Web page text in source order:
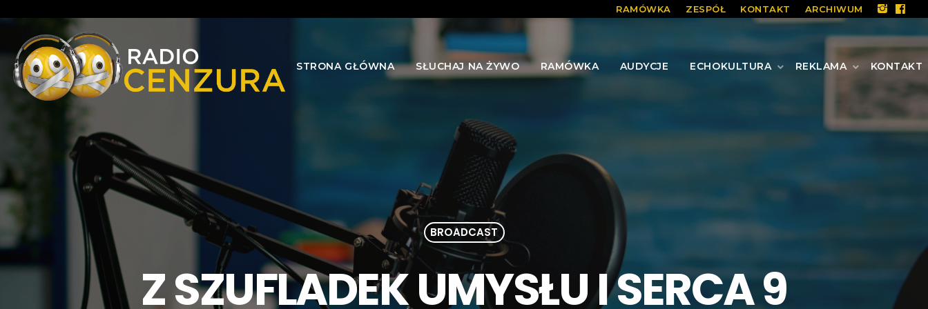
RAMÓWKA ZESPÓŁ KONTAKT ARCHIWUM
STRONA GŁÓWNA SŁUCHAJ NA ŻYWO RAMÓWKA AUDYCJE ECHOKULTURA REKLAMA KONTAKT
BROADCAST
Z SZUFLADEK UMYSŁU I SERCA 9